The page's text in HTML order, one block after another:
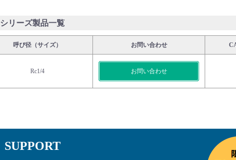
シリーズ製品一覧
呼び径（サイズ） お問い合わせ
Rc1/4 お問い合わせ
SUPPORT